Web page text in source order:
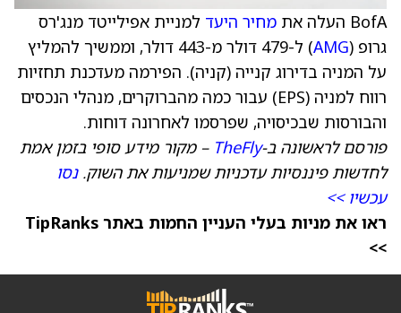
BofA העלה את מחיר היעד למניית אפילייטד מנג'רס
גרופ (AMG
) ל-479 דולר מ-443 דולר, וממשיך להמליץ
על המניה בדירוג קנייה (קניה). הפירמה מעדכנת תחזיות
רווח למניה (EPS) עבור כמה מהברוקרים, מנהלי הנכסים
והבורסות שבכיסויה, שפרסמו לאחרונה דוחות.
פורסם לראשונה ב-TheFly – מקור מידע סופי בזמן אמת
לחדשות פיננסיות עדכניות שמניעות את השוק.נסו
עכשיו >>
ראו את מניות בעלי העניין החמות באתר TipRanks
>>